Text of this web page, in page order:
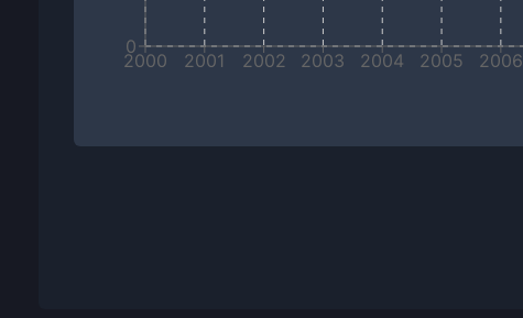
2000 2001 2002 2003 2004 2005 2006
0